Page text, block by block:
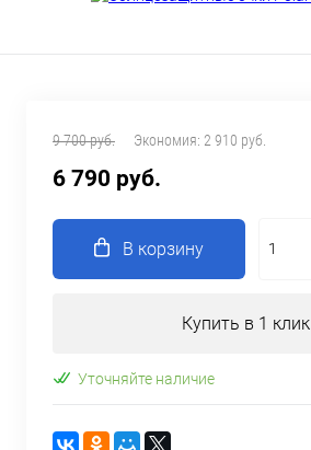
9 700 руб. Экономия: 2 910 руб.
6 790 руб.
В корзину
Купить в 1 клик
Уточняйте наличие